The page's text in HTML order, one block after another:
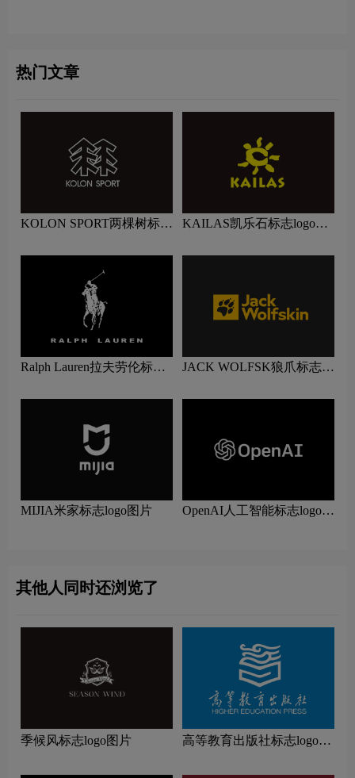
热门文章
KOLON SPORT两棵树标志
KAILAS凯乐石标志logo图
Ralph Lauren拉夫劳伦标志
JACK WOLFSK狼爪标志
MIJIA米家标志logo图片
OpenAI人工智能标志logo图
其他人同时还浏览了
季候风标志logo图片
高等教育出版社标志logo图